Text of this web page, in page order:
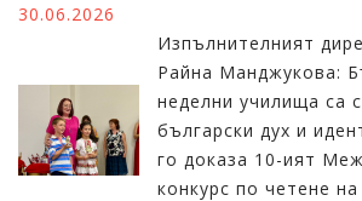
30.06.2026
Изпълнителният
Райна Манджукова:
неделни училища са
български дух и
го доказа 10-ият
конкурс по четене